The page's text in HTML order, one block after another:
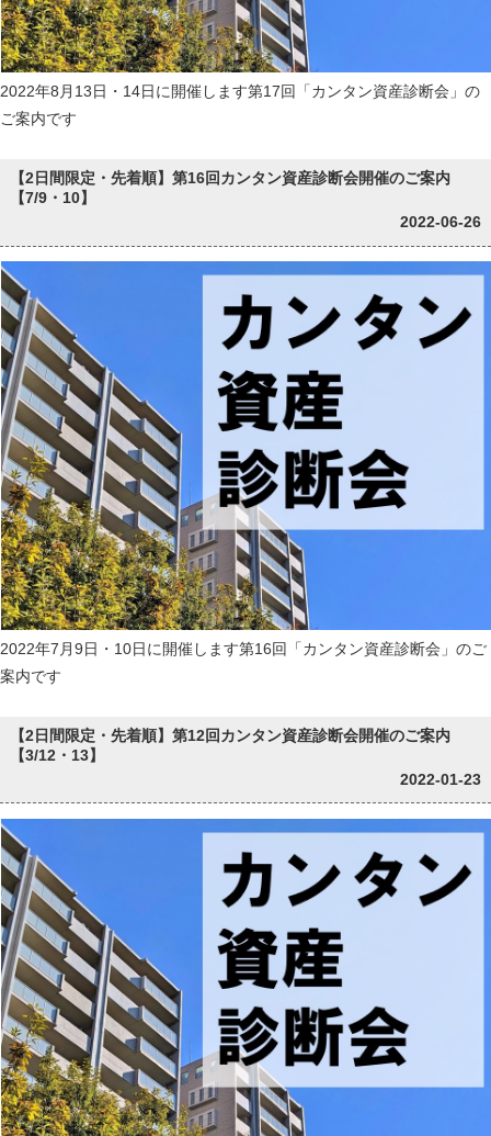
2022年8月13日・14日に開催します第17回「カンタン資産診断会」の
ご案内です
【2日間限定・先着順】第16回カンタン資産診断会開催のご案内
【7/9・10】
2022-06-26
2022年7月9日・10日に開催します第16回「カンタン資産診断会」のご
案内です
【2日間限定・先着順】第12回カンタン資産診断会開催のご案内
【3/12・13】
2022-01-23